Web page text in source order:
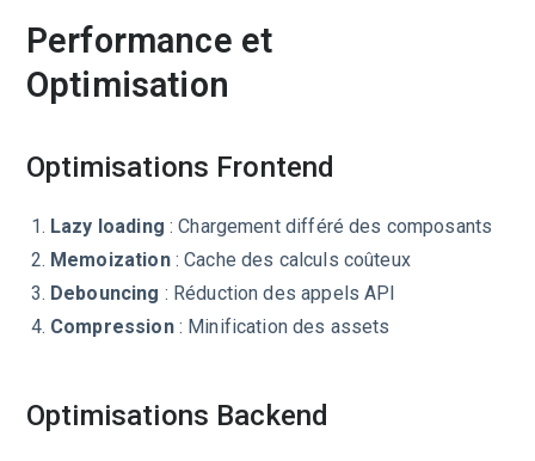
Performance et
Optimisation
Optimisations Frontend
Lazy loading : Chargement différé des composants
Memoization: Cache des calculs coûteux
Debouncing : Réduction des appels API
Compression: Minification des assets
Optimisations Backend